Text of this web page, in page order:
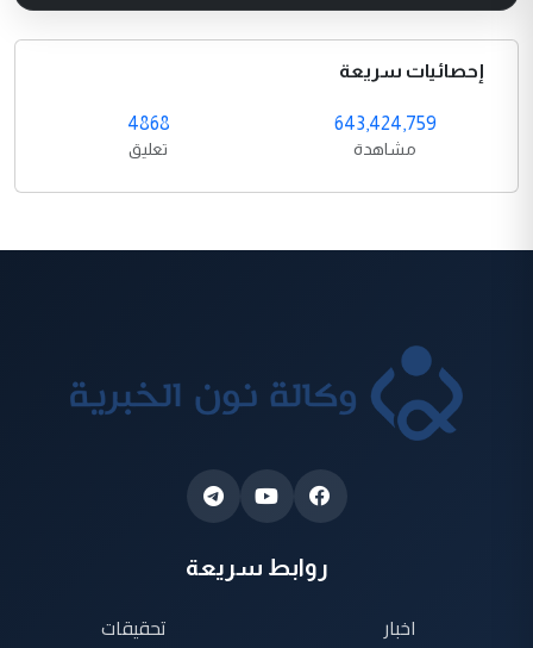
إحصائيات سريعة
643,424,759
مشاهدة
4868
تعليق
روابط سريعة
اخبار
تحقيقات